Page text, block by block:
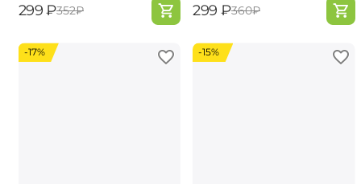
‍299‍ ₽‍352‍₽ ‍299‍ ₽‍360‍₽
-17% -15%